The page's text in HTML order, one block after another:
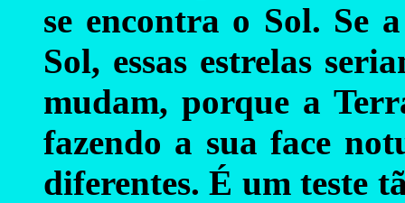
se encontra o Sol. Se
Sol, essas estrelas
mudam, porque a
fazendo a sua face
diferentes. É um teste